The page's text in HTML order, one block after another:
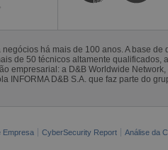
há mais de 100 anos. A base de
de 50 técnicos altamente qualificados,
empresarial: a D&B Worldwide Network,
INFORMA D&B S.A. que faz parte do
Empresa CyberSecurity Report
Análise da